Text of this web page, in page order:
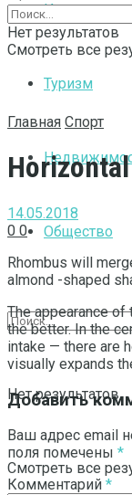
Интернет
Туризм
Общество
Нет результатов
Смотреть все
Нет результатов
Смотреть все
Главная Спорт
14.05.2018
0 0
Rhombus will
almond -shaped
The appearance
the better. In the
intake — there are
visually expands
Добавить
Ваш адрес email
поля помечены *
Комментарий *